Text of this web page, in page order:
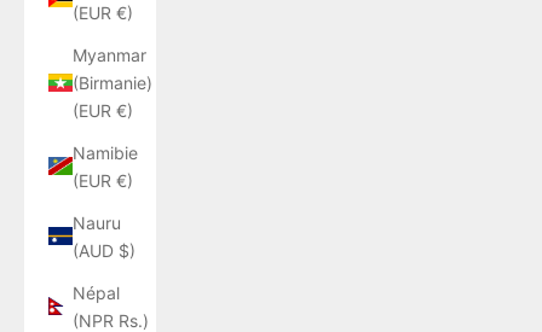
(EUR €)
Myanmar
(Birmanie)
(EUR €)
Namibie
(EUR €)
Nauru
(AUD $)
Népal
(NPR Rs.)